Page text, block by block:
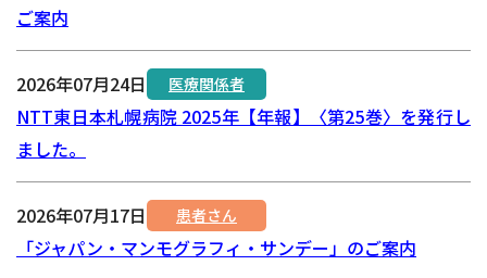
ご案内
2026年07月24日 医療関係者
NTT東日本札幌病院 2025年【年報】〈第25巻〉を発行し
ました。
2026年07月17日 患者さん
「ジャパン・マンモグラフィ・サンデー」のご案内